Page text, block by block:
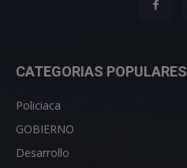
CATEGORIAS POPULARES
Policiaca
GOBIERNO
Desarrollo